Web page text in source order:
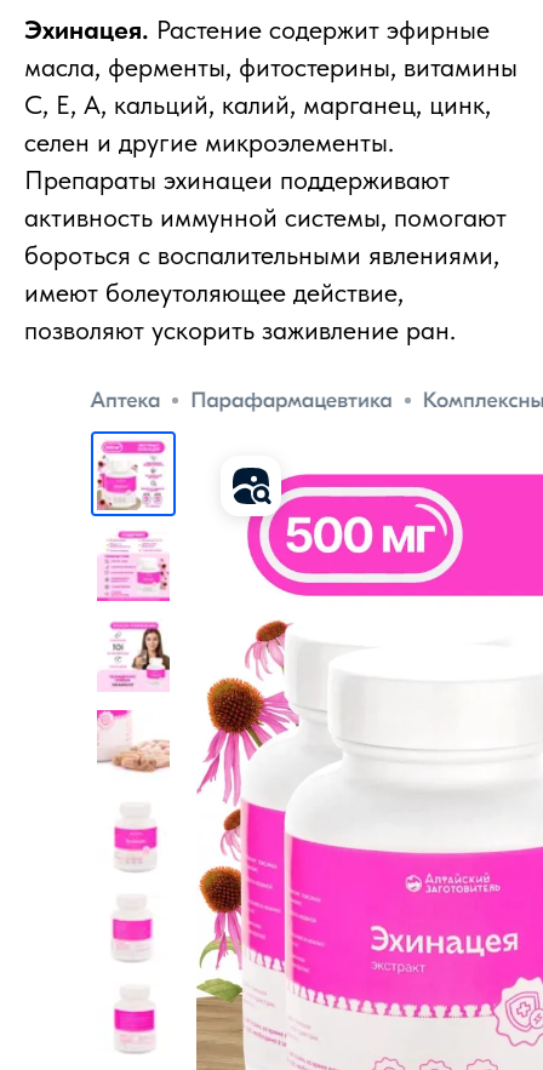
Эхинацея. Растение содержит эфирные
масла, ферменты, фитостерины, витамины
С, Е, А, кальций, калий, марганец, цинк,
селен и другие микроэлементы.
Препараты эхинацеи поддерживают
активность иммунной системы, помогают
бороться с воспалительными явлениями,
имеют болеутоляющее действие,
позволяют ускорить заживление ран.